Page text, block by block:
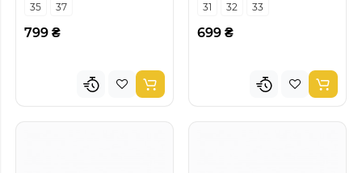
35
37
799 ₴
31
32 33
699 ₴